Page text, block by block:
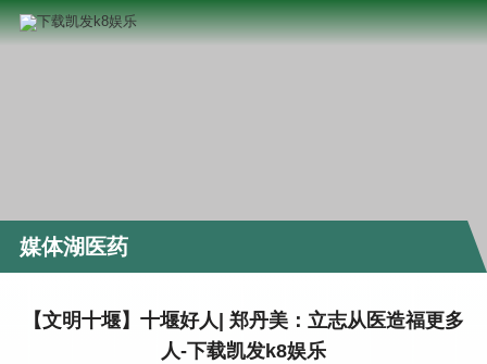
媒体湖医药
【文明十堰】十堰好人| 郑丹美：立志从医造福更多
人-下载凯发k8娱乐